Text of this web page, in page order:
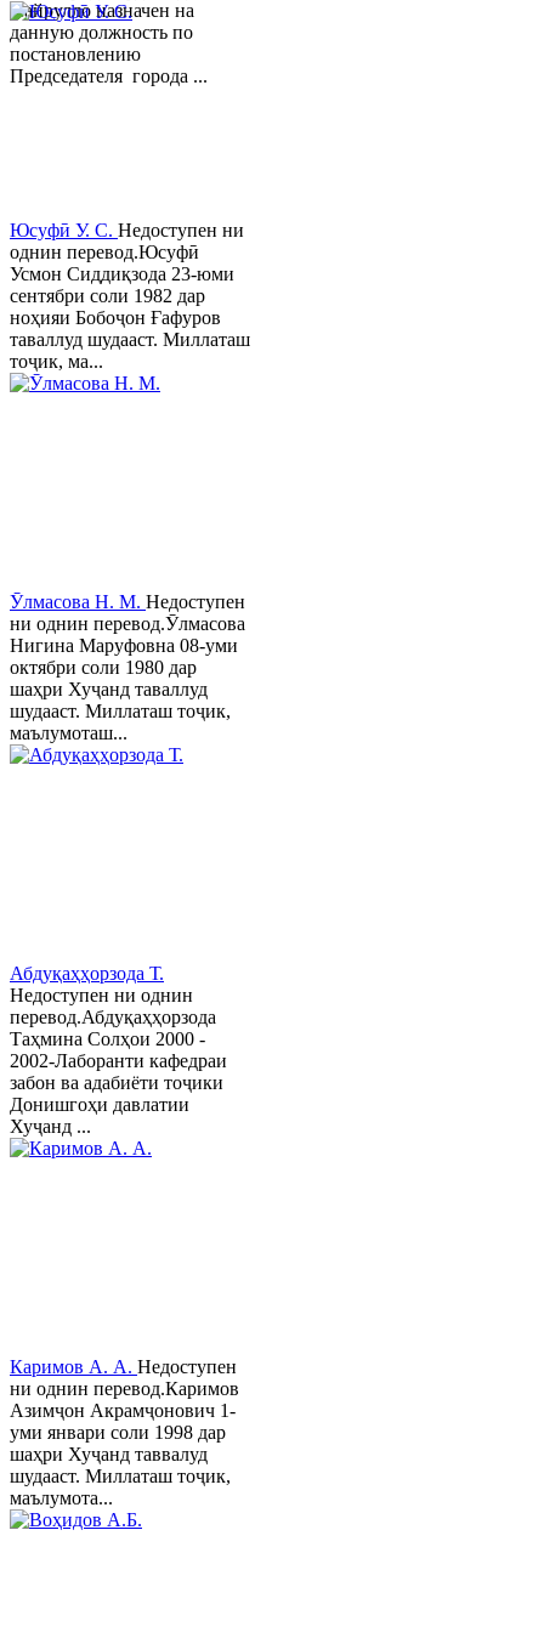
Хайрулло назначен на
данную должность по
постановлению
Председателя города ...
Юсуфӣ У. C. Недоступен ни
однин перевод.Юсуфӣ
Усмон Сиддиқзода 23-юми
сентябри соли 1982 дар
ноҳияи Бобоҷон Ғафуров
таваллуд шудааст. Миллаташ
тоҷик, ма...
Ӯлмасова Н. М. Недоступен
ни однин перевод.Ӯлмасова
Нигина Маруфовна 08-уми
октябри соли 1980 дар
шаҳри Хуҷанд таваллуд
шудааст. Миллаташ тоҷик,
маълумоташ...
Абдуқаҳҳорзода Т.
Недоступен ни однин
перевод.Абдуқаҳҳорзода
Таҳмина Солҳои 2000 -
2002-Лаборанти кафедраи
забон ва адабиёти тоҷики
Донишгоҳи давлатии
Хуҷанд ...
Каримов А. А. Недоступен
ни однин перевод.Каримов
Азимҷон Акрамҷонович 1-
уми январи соли 1998 дар
шаҳри Хуҷанд таввалуд
шудааст. Миллаташ тоҷик,
маълумота...